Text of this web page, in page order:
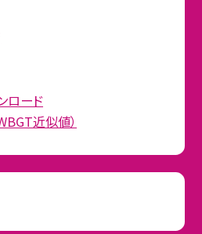
ロード
近似値）